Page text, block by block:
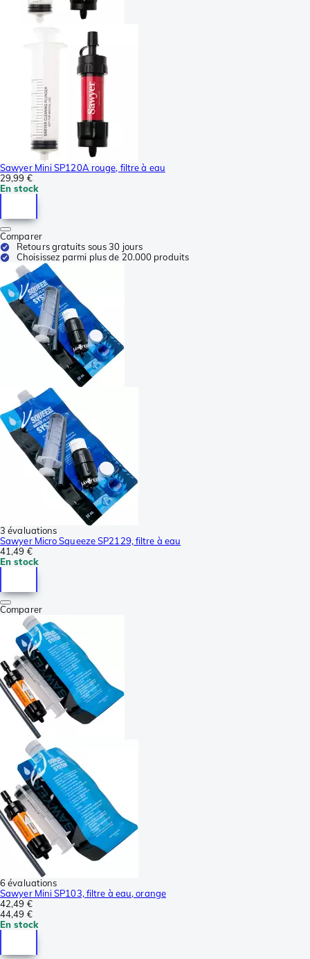
Sawyer Mini SP120A rouge, filtre à eau
29,99 €
En stock
Comparer
Retours gratuits sous 30 jours
Choisissez parmi plus de 20.000 produits
3 évaluations
Sawyer Micro Squeeze SP2129, filtre à eau
41,49 €
En stock
Comparer
6 évaluations
Sawyer Mini SP103, filtre à eau, orange
42,49 €
44,49 €
En stock